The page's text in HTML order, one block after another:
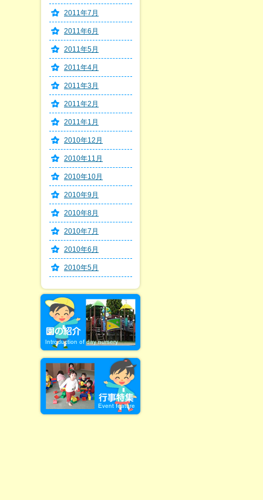
2011年7月
2011年6月
2011年5月
2011年4月
2011年3月
2011年2月
2011年1月
2010年12月
2010年11月
2010年10月
2010年9月
2010年8月
2010年7月
2010年6月
2010年5月